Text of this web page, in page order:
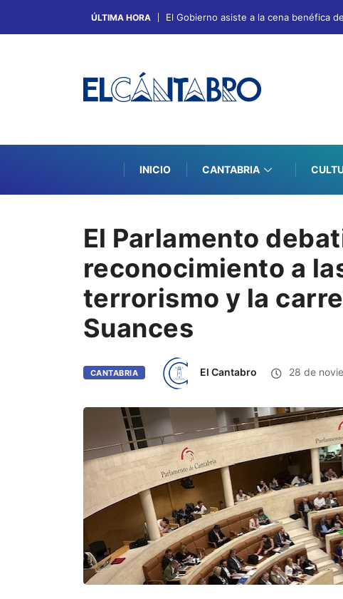
ÚLTIMA HORA El Gobierno asiste a la cena benéfica
INICIO CANTABRIA
El Parlamento
reconocimiento a
terrorismo y la
Suances
CANTABRIA El Cantabro 28 de